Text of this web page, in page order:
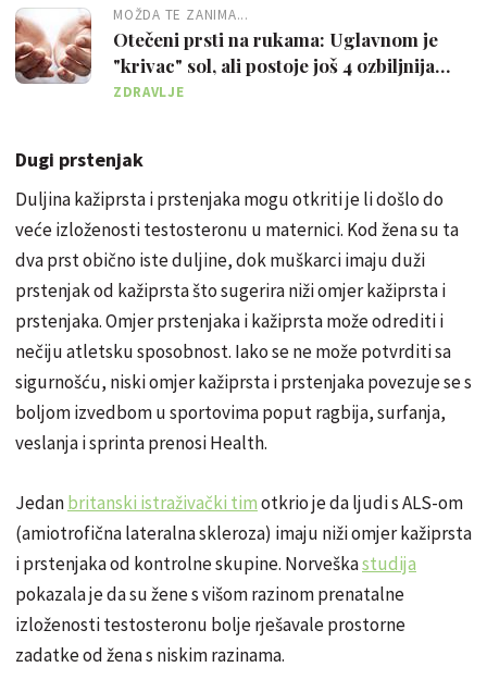
MOŽDA TE ZANIMA...
Otečeni prsti na rukama: Uglavnom je
"krivac" sol, ali postoje još 4 ozbiljnija
uzroka
ZDRAVLJE
Dugi prstenjak
Duljina kažiprsta i prstenjaka mogu otkriti je li došlo do
veće izloženosti testosteronu u maternici. Kod žena su ta
dva prst obično iste duljine, dok muškarci imaju duži
prstenjak od kažiprsta što sugerira niži omjer kažiprsta i
prstenjaka. Omjer prstenjaka i kažiprsta može odrediti i
nečiju atletsku sposobnost. Iako se ne može potvrditi sa
sigurnošću, niski omjer kažiprsta i prstenjaka povezuje se s
boljom izvedbom u sportovima poput ragbija, surfanja,
veslanja i sprinta prenosi Health.
Jedanbritanski istraživački timotkrio je da ljudi s ALS-om
(amiotrofična lateralna skleroza) imaju niži omjer kažiprsta
i prstenjaka od kontrolne skupine. Norveškastudija
pokazala je da su žene s višom razinom prenatalne
izloženosti testosteronu bolje rješavale prostorne
zadatke od žena s niskim razinama.